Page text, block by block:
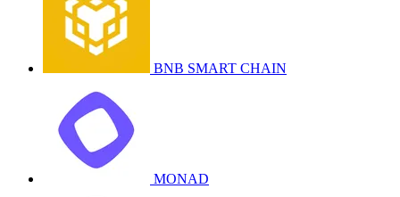
BNB SMART CHAIN
MONAD